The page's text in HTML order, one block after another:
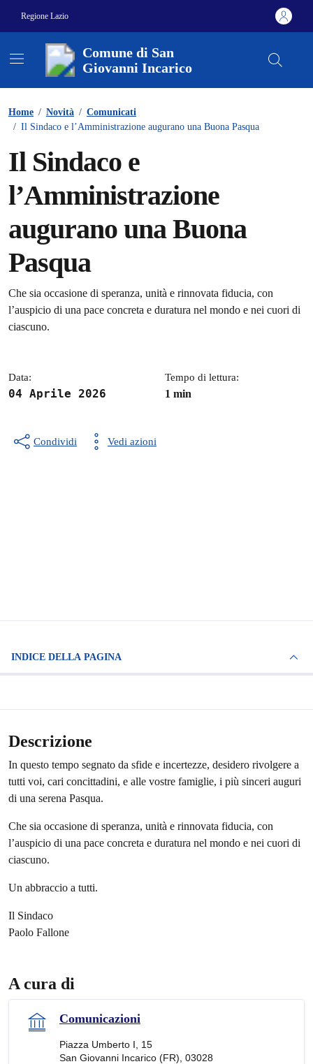
Regione Lazio
Comune di San
Giovanni Incarico
Home / Novità / Comunicati
/ Il Sindaco e l’Amministrazione augurano una Buona Pasqua
Il Sindaco e
l’Amministrazione
augurano una Buona
Pasqua
Dettagli della notizia
Che sia occasione di speranza, unità e rinnovata fiducia, con
l’auspicio di una pace concreta e duratura nel mondo e nei cuori di
ciascuno.
Data:
04 Aprile 2026
Tempo di lettura:
1 min
Condividi Vedi azioni
INDICE DELLA PAGINA
Descrizione
In questo tempo segnato da sfide e incertezze, desidero rivolgere a
tutti voi, cari concittadini, e alle vostre famiglie, i più sinceri auguri
di una serena Pasqua.
Che sia occasione di speranza, unità e rinnovata fiducia, con
l’auspicio di una pace concreta e duratura nel mondo e nei cuori di
ciascuno.
Un abbraccio a tutti.
Il Sindaco
Paolo Fallone
A cura di
Comunicazioni
Piazza Umberto I, 15
San Giovanni Incarico (FR), 03028